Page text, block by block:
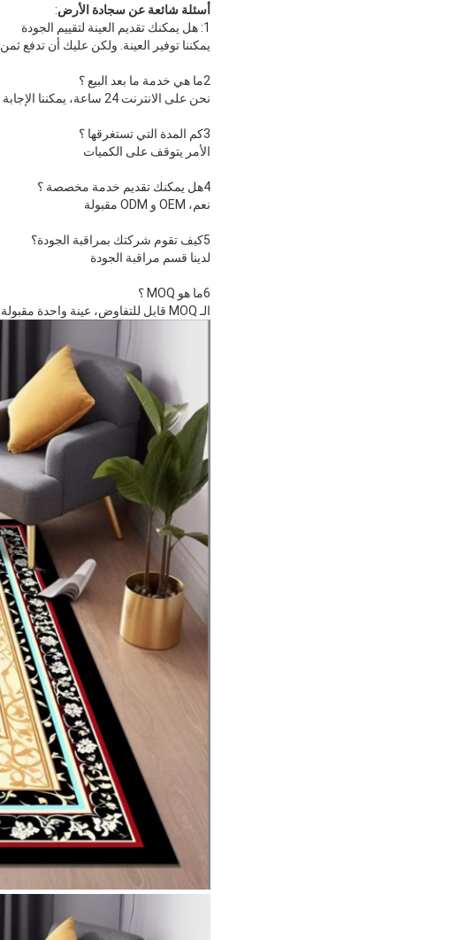
أسئلة شائعة عن سجادة الأرض:
1: هل يمكنك تقديم العينة لتقييم الجودة
يمكننا توفير العينة. ولكن عليك أن تدفع
2ما هي خدمة ما بعد البيع ؟
نحن على الانترنت 24 ساعة، يمكننا الإجابة على سؤالك في الوقت المناسب.
3كم المدة التي تستغرقها ؟
الأمر يتوقف على الكميات
4هل يمكنك تقديم خدمة مخصصة ؟
نعم، OEM و ODM مقبولة
5كيف تقوم شركتك بمراقبة الجودة؟
لدينا قسم مراقبة الجودة
6ما هو MOQ ؟
الـ MOQ قابل للتفاوض، عينة واحدة مقبولة